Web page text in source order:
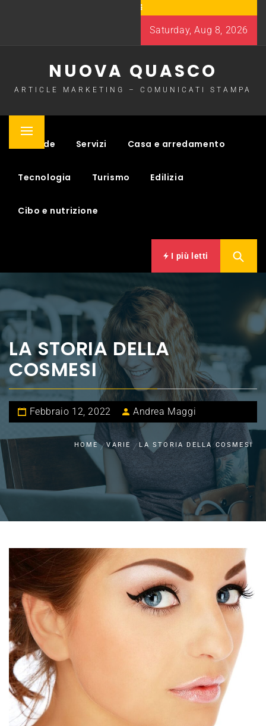
Saturday, Aug 8, 2026
NUOVA QUASCO
ARTICLE MARKETING – COMUNICATI STAMPA
Primary
Aziende Servizi Casa e arredamento
Tecnologia Turismo Edilizia
Cibo e nutrizione
I più letti
LA STORIA DELLA
COSMESI
Febbraio 12, 2022 Andrea Maggi
HOME VARIE LA STORIA DELLA COSMESI